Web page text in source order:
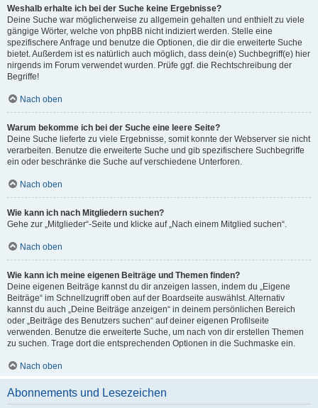
Weshalb erhalte ich bei der Suche keine Ergebnisse?
Deine Suche war möglicherweise zu allgemein gehalten und enthielt zu viele
gängige Wörter, welche von phpBB nicht indiziert werden. Stelle eine
spezifischere Anfrage und benutze die Optionen, die dir die erweiterte Suche
bietet. Außerdem ist es natürlich auch möglich, dass dein(e) Suchbegriff(e) hier
nirgends im Forum verwendet wurden. Prüfe ggf. die Rechtschreibung der
Begriffe!
Nach oben
Warum bekomme ich bei der Suche eine leere Seite?
Deine Suche lieferte zu viele Ergebnisse, somit konnte der Webserver sie nicht
verarbeiten. Benutze die erweiterte Suche und gib spezifischere Suchbegriffe
ein oder beschränke die Suche auf verschiedene Unterforen.
Nach oben
Wie kann ich nach Mitgliedern suchen?
Gehe zur „Mitglieder“-Seite und klicke auf „Nach einem Mitglied suchen“.
Nach oben
Wie kann ich meine eigenen Beiträge und Themen finden?
Deine eigenen Beiträge kannst du dir anzeigen lassen, indem du „Eigene
Beiträge“ im Schnellzugriff oben auf der Boardseite auswählst. Alternativ
kannst du auch „Deine Beiträge anzeigen“ in deinem persönlichen Bereich
oder „Beiträge des Benutzers suchen“ auf deiner eigenen Profilseite
verwenden. Benutze die erweiterte Suche, um nach von dir erstellen Themen
zu suchen. Trage dort die entsprechenden Optionen in die Suchmaske ein.
Nach oben
Abonnements und Lesezeichen